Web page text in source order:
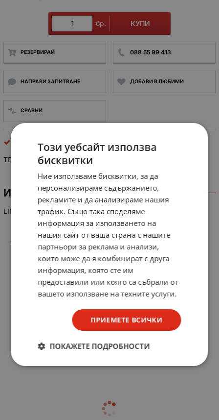
бр. КУПИ
РЕЗЕРВИРАЙ 088 55 99 413
НАПРАВИ ЗАПИТВАНЕ ДОБАВИ В ЛЮБИМИ
СРАВНИ
интегрални схеми
TDA 8425
ИНФОРМАЦИЯ
LIN-IC HiFi-Audio-Processor, I2C-Bus
Този уебсайт използва
бисквитки
Ние използваме бисквитки, за да
персонализираме съдържанието,
рекламите и да анализираме нашия
трафик. Също така споделяме
информация за използването на
нашия сайт от ваша страна с нашите
партньори за реклама и анализи,
които може да я комбинират с друга
информация, която сте им
предоставили или която са събрали от
вашето използване на техните услуги.
ПРИЕМЕТЕ ВСИЧКИ
ПОКАЖЕТЕ ПОДРОБНОСТИ